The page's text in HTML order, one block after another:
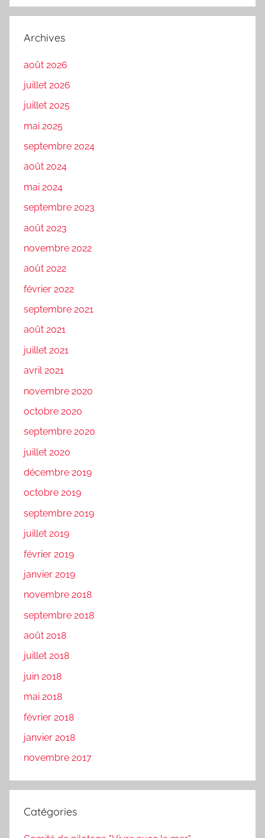
Archives
août 2026
juillet 2026
juillet 2025
mai 2025
septembre 2024
août 2024
mai 2024
septembre 2023
août 2023
novembre 2022
août 2022
février 2022
septembre 2021
août 2021
juillet 2021
avril 2021
novembre 2020
octobre 2020
septembre 2020
juillet 2020
décembre 2019
octobre 2019
septembre 2019
juillet 2019
février 2019
janvier 2019
novembre 2018
septembre 2018
août 2018
juillet 2018
juin 2018
mai 2018
février 2018
janvier 2018
novembre 2017
Catégories